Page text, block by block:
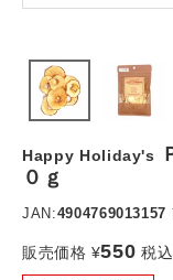
Happy Holiday's
０ｇ
JAN:4904769013157
販売価格 ¥550 税込